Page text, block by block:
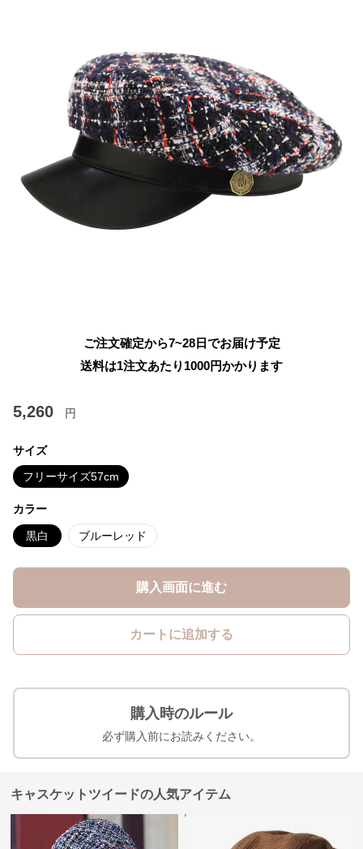
ご注文確定から7~28日でお届け予定
送料は1注文あたり 1000円かかります
5,260 円
サイズ
フリーサイズ57cm
カラー
黒白 ブルーレッド
購入画面に進む
カートに追加する
購入時のルール
必ず購入前にお読みください。
キャスケットツイードの人気アイテム